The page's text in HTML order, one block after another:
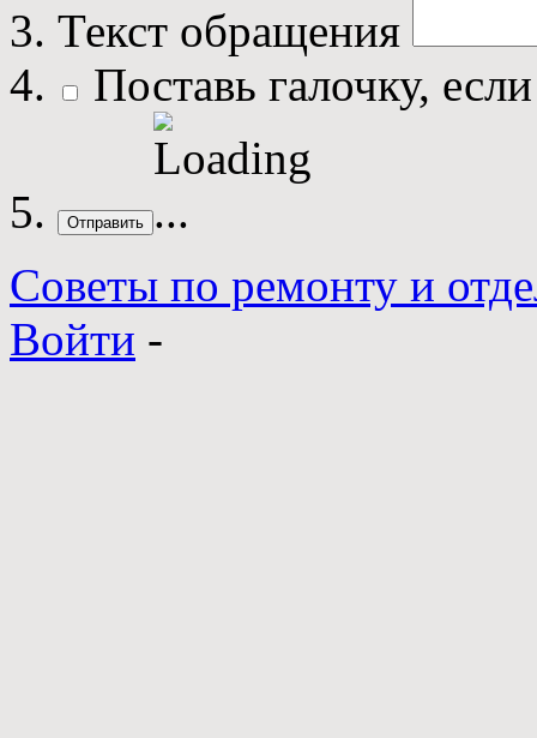
Текст обращения
Поставь галочку,
Отправить
Советы по ремонту и
Войти -